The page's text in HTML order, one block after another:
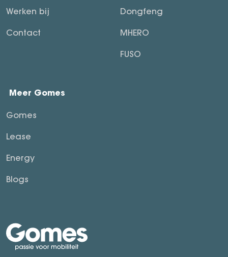
Werken bij
Contact
Dongfeng
MHERO
FUSO
Meer Gomes
Gomes
Lease
Energy
Blogs